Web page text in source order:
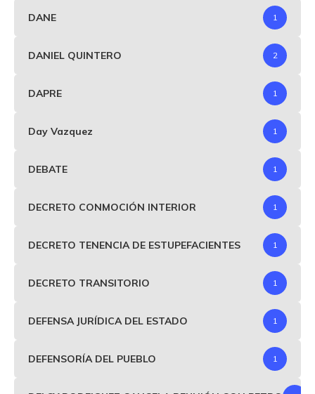
DANE 1
DANIEL QUINTERO 2
DAPRE 1
Day Vazquez 1
DEBATE 1
DECRETO CONMOCIÓN INTERIOR 1
DECRETO TENENCIA DE ESTUPEFACIENTES 1
DECRETO TRANSITORIO 1
DEFENSA JURÍDICA DEL ESTADO 1
DEFENSORÍA DEL PUEBLO 1